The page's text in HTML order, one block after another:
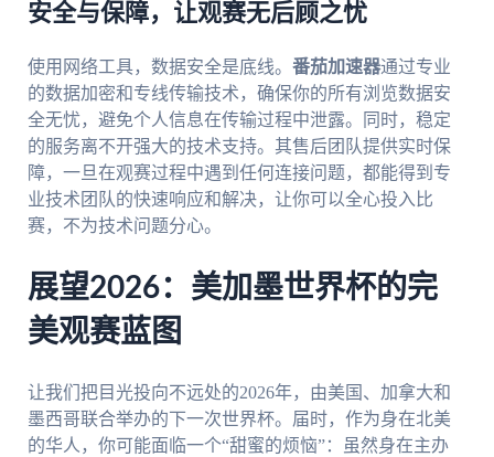
安全与保障，让观赛无后顾之忧
使用网络工具，数据安全是底线。 番茄加速器通过专业
的数据加密和专线传输技术，确保你的所有浏览数据安
全无忧，避免个人信息在传输过程中泄露。同时，稳定
的服务离不开强大的技术支持。其售后团队提供实时保
障，一旦在观赛过程中遇到任何连接问题，都能得到专
业技术团队的快速响应和解决，让你可以全心投入比
赛，不为技术问题分心。
展望2026：美加墨世界杯的完
美观赛蓝图
让我们把目光投向不远处的2026年，由美国、加拿大和
墨西哥联合举办的下一次世界杯。届时，作为身在北美
的华人，你可能面临一个“甜蜜的烦恼”：虽然身在主办